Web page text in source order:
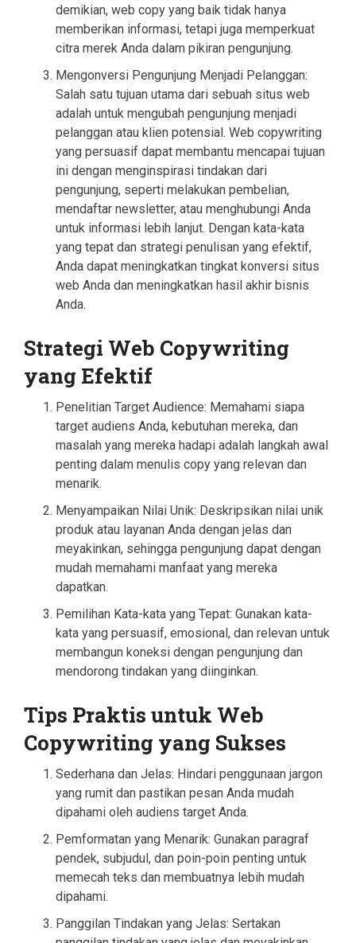
demikian, web copy yang baik tidak hanya
memberikan informasi, tetapi juga memperkuat
citra merek Anda dalam pikiran pengunjung.
Mengonversi Pengunjung Menjadi Pelanggan:
Salah satu tujuan utama dari sebuah situs web
adalah untuk mengubah pengunjung menjadi
pelanggan atau klien potensial. Web copywriting
yang persuasif dapat membantu mencapai tujuan
ini dengan menginspirasi tindakan dari
pengunjung, seperti melakukan pembelian,
mendaftar newsletter, atau menghubungi Anda
untuk informasi lebih lanjut. Dengan kata-kata
yang tepat dan strategi penulisan yang efektif,
Anda dapat meningkatkan tingkat konversi situs
web Anda dan meningkatkan hasil akhir bisnis
Anda.
Strategi Web Copywriting
yang Efektif
Penelitian Target Audience: Memahami siapa
target audiens Anda, kebutuhan mereka, dan
masalah yang mereka hadapi adalah langkah awal
penting dalam menulis copy yang relevan dan
menarik.
Menyampaikan Nilai Unik: Deskripsikan nilai unik
produk atau layanan Anda dengan jelas dan
meyakinkan, sehingga pengunjung dapat dengan
mudah memahami manfaat yang mereka
dapatkan.
Pemilihan Kata-kata yang Tepat: Gunakan kata-
kata yang persuasif, emosional, dan relevan untuk
membangun koneksi dengan pengunjung dan
mendorong tindakan yang diinginkan.
Tips Praktis untuk Web
Copywriting yang Sukses
Sederhana dan Jelas: Hindari penggunaan jargon
yang rumit dan pastikan pesan Anda mudah
dipahami oleh audiens target Anda.
Pemformatan yang Menarik: Gunakan paragraf
pendek, subjudul, dan poin-poin penting untuk
memecah teks dan membuatnya lebih mudah
dipahami.
Panggilan Tindakan yang Jelas: Sertakan